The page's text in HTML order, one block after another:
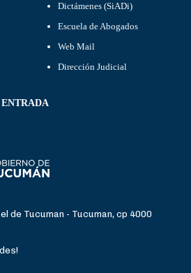
Dictámenes (SiADi)
Escuela de Abogados
Web Mail
Dirección Judicial
de Tucuman - Tucuman, cp 4000